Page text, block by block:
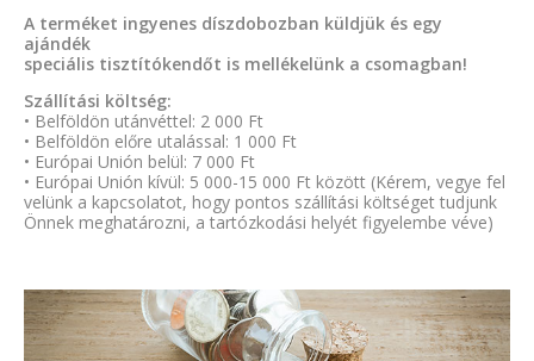
A terméket ingyenes díszdobozban küldjük és egy
ajándék
speciális tisztítókendőt is mellékelünk a csomagban!
Szállítási költség:
• Belföldön utánvéttel: 2 000 Ft
• Belföldön előre utalással: 1 000 Ft
• Európai Unión belül: 7 000 Ft
• Európai Unión kívül: 5 000-15 000 Ft között (Kérem, vegye fel
velünk a kapcsolatot, hogy pontos szállítási költséget tudjunk
Önnek meghatározni, a tartózkodási helyét figyelembe véve)